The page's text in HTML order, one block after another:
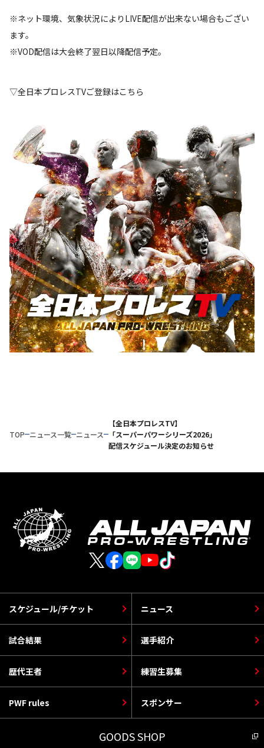
※ネット環境、気象状況によりLIVE配信が出来ない場合もござい
ます。
※VOD配信は大会終了翌日以降配信予定。
▽全日本プロレスTVご登録はこちら
TOP ニュース一覧 ニュース
【全日本プロレスTV】
「スーパーパワーシリーズ2026」
配信スケジュール決定のお知らせ
スケジュール/チケット
選手紹介
PWF rules
ニュース
歴代王者
スポンサー
試合結果
練習生募集
GOODS SHOP